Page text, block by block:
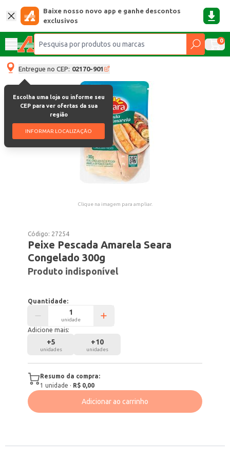
Baixe nosso novo app e ganhe descontos
exclusivos
0
Entregue no CEP: 02170-901
Escolha uma loja ou informe seu
CEP para ver ofertas da sua
região
INFORMAR LOCALIZAÇÃO
Clique na imagem para ampliar.
Código: 27254
Peixe Pescada Amarela Seara
Congelado 300g
Produto indisponível
Quantidade:
unidade
Adicione mais:
+5
unidades
+10
unidades
Resumo da compra:
1 unidade · R$ 0,00
Adicionar ao carrinho